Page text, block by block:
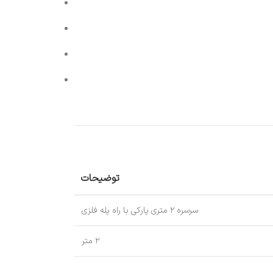
توضیحات
سرسره ۲ متری پارکی با راه پله فلزی
۲ متر